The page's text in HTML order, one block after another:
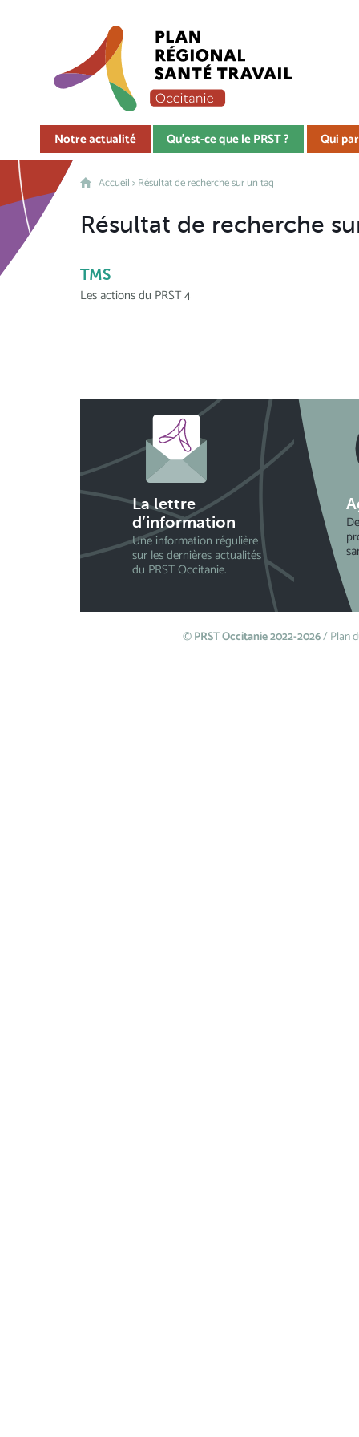
Notre actualité Qu'est-ce que le PRST ? Qui
Accueil>Résultat de recherche sur un tag
Résultat de recherche
TMS
Les actions du PRST 4
La lettre
d’information
Une information régulière
sur les dernières actualités
du PRST Occitanie.
©PRST Occitanie 2022-2026/Plan